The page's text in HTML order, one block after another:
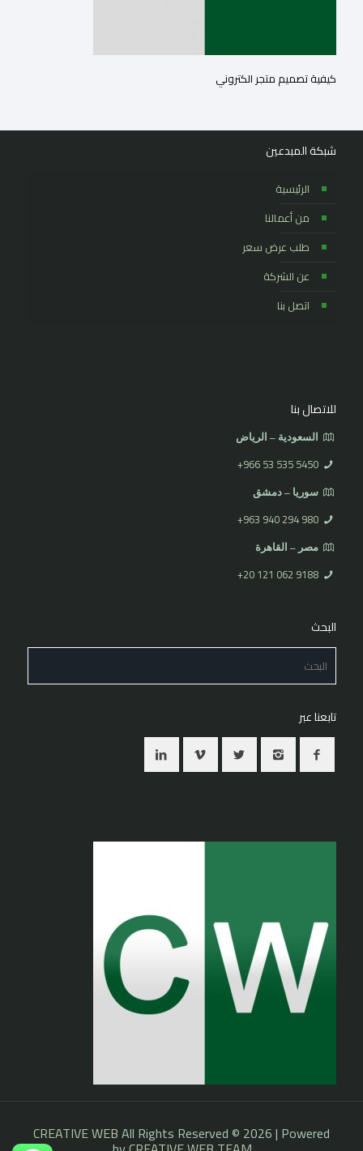
كيفية تصميم متجر الكتروني
شبكة المبدعين
الرئيسية
من أعمالنا
طلب عرض سعر
عن الشركة
اتصل بنا
للاتصال بنا
السعودية – الرياض
⁦+966 53 535 5450
سوريا – دمشق
⁦+963 940 294 980⁩
مصر – القاهرة
⁦+20 121 062 9188⁩
البحث
تابعنا عبر
CREATIVE WEBAll Rights Reserved © 2026 | Powered